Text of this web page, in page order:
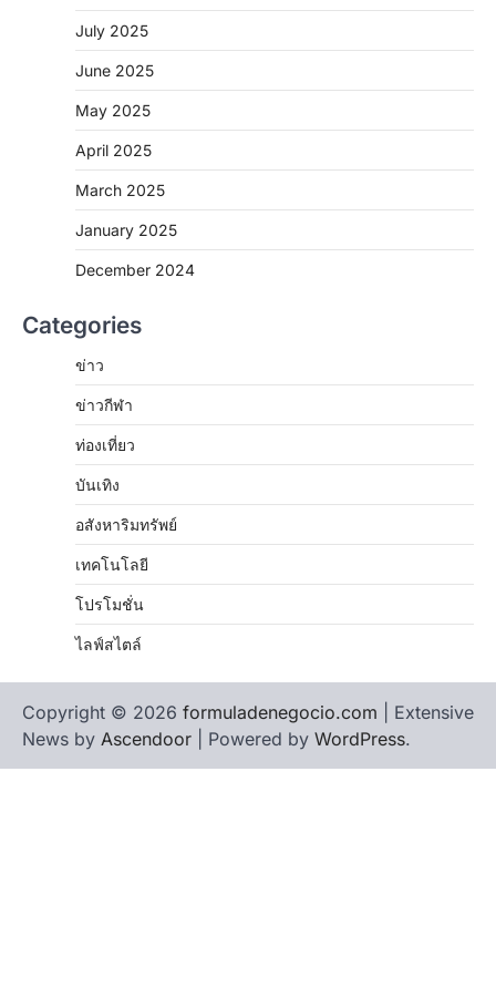
July 2025
June 2025
May 2025
April 2025
March 2025
January 2025
December 2024
Categories
ข่าว
ข่าวกีฬา
ท่องเที่ยว
บันเทิง
อสังหาริมทรัพย์
เทคโนโลยี
โปรโมชั่น
ไลฟ์สไตล์
Copyright © 2026 formuladenegocio.com | Extensive
News by Ascendoor | Powered by WordPress.